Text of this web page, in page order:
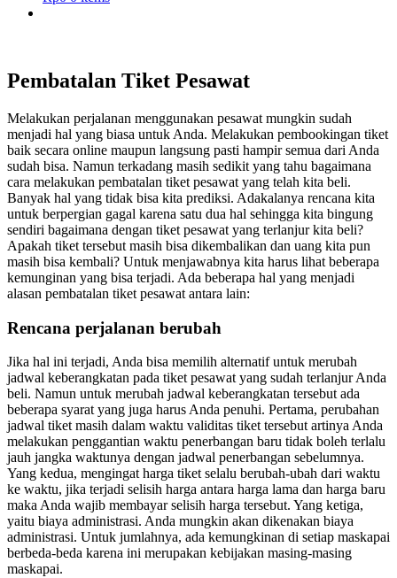
Pembatalan Tiket Pesawat
Melakukan perjalanan menggunakan pesawat mungkin sudah
menjadi hal yang biasa untuk Anda. Melakukan pembookingan tiket
baik secara online maupun langsung pasti hampir semua dari Anda
sudah bisa. Namun terkadang masih sedikit yang tahu bagaimana
cara melakukan pembatalan tiket pesawat yang telah kita beli.
Banyak hal yang tidak bisa kita prediksi. Adakalanya rencana kita
untuk berpergian gagal karena satu dua hal sehingga kita bingung
sendiri bagaimana dengan tiket pesawat yang terlanjur kita beli?
Apakah tiket tersebut masih bisa dikembalikan dan uang kita pun
masih bisa kembali? Untuk menjawabnya kita harus lihat beberapa
kemunginan yang bisa terjadi. Ada beberapa hal yang menjadi
alasan pembatalan tiket pesawat antara lain:
Rencana perjalanan berubah
Jika hal ini terjadi, Anda bisa memilih alternatif untuk merubah
jadwal keberangkatan pada tiket pesawat yang sudah terlanjur Anda
beli. Namun untuk merubah jadwal keberangkatan tersebut ada
beberapa syarat yang juga harus Anda penuhi. Pertama, perubahan
jadwal tiket masih dalam waktu validitas tiket tersebut artinya Anda
melakukan penggantian waktu penerbangan baru tidak boleh terlalu
jauh jangka waktunya dengan jadwal penerbangan sebelumnya.
Yang kedua, mengingat harga tiket selalu berubah-ubah dari waktu
ke waktu, jika terjadi selisih harga antara harga lama dan harga baru
maka Anda wajib membayar selisih harga tersebut. Yang ketiga,
yaitu biaya administrasi. Anda mungkin akan dikenakan biaya
administrasi. Untuk jumlahnya, ada kemungkinan di setiap maskapai
berbeda-beda karena ini merupakan kebijakan masing-masing
maskapai.